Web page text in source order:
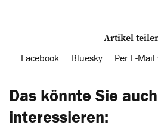
Artikel
Facebook Bluesky Per E-
Das könnte Sie auch
interessieren: